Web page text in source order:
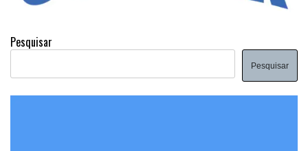
Pesquisar
Pesquisar